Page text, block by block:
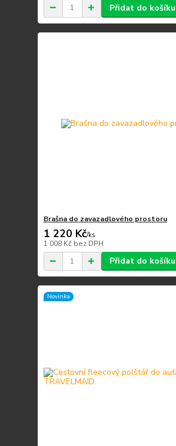
Přidat do košíku
Brašna do zavazadlového prostoru
1 220 Kč/ks
1 008 Kč bez DPH
Přidat do košíku
Novinka